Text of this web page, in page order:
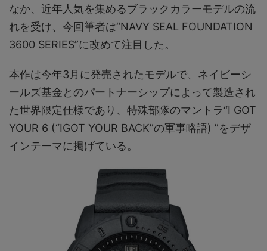
なか、近年人気を集めるブラックカラーモデルの流
れを受け、今回筆者は“NAVY SEAL FOUNDATION
3600 SERIES”に改めて注目した。
本作は今年3月に発売されたモデルで、ネイビーシ
ールズ基金とのパートナーシップによって製造され
た世界限定仕様であり、特殊部隊のマントラ“I GOT
YOUR 6 (“IGOT YOUR BACK”の軍事略語) ”をデザ
インテーマに掲げている。